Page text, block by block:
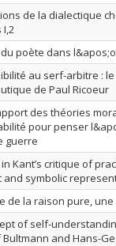
de la dialectique
I,2
poète dans
au serf-arbitre :
de Paul Ricoeur
des théories
pour penser
guerre
Kant’s critique of
and symbolic
de la raison pure,
of self-
Bultmann and Hans-